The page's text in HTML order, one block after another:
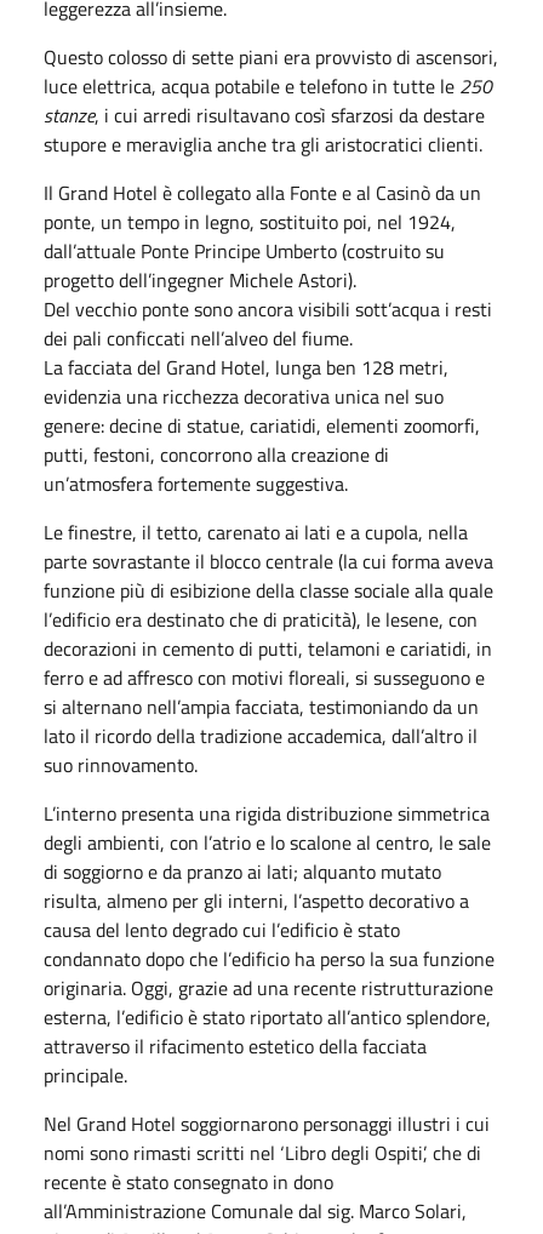
leggerezza all’insieme.
Questo colosso di sette piani era provvisto di ascensori,
luce elettrica, acqua potabile e telefono in tutte le 250
stanze, i cui arredi risultavano così sfarzosi da destare
stupore e meraviglia anche tra gli aristocratici clienti.
Il Grand Hotel è collegato alla Fonte e al Casinò da un
ponte, un tempo in legno, sostituito poi, nel 1924,
dall’attuale Ponte Principe Umberto (costruito su
progetto dell’ingegner Michele Astori).
Del vecchio ponte sono ancora visibili sott’acqua i resti
dei pali conficcati nell’alveo del fiume.
La facciata del Grand Hotel, lunga ben 128 metri,
evidenzia una ricchezza decorativa unica nel suo
genere: decine di statue, cariatidi, elementi zoomorfi,
putti, festoni, concorrono alla creazione di
un’atmosfera fortemente suggestiva.
Le finestre, il tetto, carenato ai lati e a cupola, nella
parte sovrastante il blocco centrale (la cui forma aveva
funzione più di esibizione della classe sociale alla quale
l’edificio era destinato che di praticità), le lesene, con
decorazioni in cemento di putti, telamoni e cariatidi, in
ferro e ad affresco con motivi floreali, si susseguono e
si alternano nell’ampia facciata, testimoniando da un
lato il ricordo della tradizione accademica, dall’altro il
suo rinnovamento.
L’interno presenta una rigida distribuzione simmetrica
degli ambienti, con l’atrio e lo scalone al centro, le sale
di soggiorno e da pranzo ai lati; alquanto mutato
risulta, almeno per gli interni, l’aspetto decorativo a
causa del lento degrado cui l’edificio è stato
condannato dopo che l’edificio ha perso la sua funzione
originaria. Oggi, grazie ad una recente ristrutturazione
esterna, l’edificio è stato riportato all’antico splendore,
attraverso il rifacimento estetico della facciata
principale.
Nel Grand Hotel soggiornarono personaggi illustri i cui
nomi sono rimasti scritti nel ‘Libro degli Ospiti’, che di
recente è stato consegnato in dono
all’Amministrazione Comunale dal sig. Marco Solari,